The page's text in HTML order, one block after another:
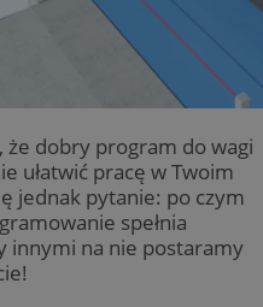
że dobry program do wagi
ułatwić pracę w Twoim
jednak pytanie: po czym
spełnia
innymi na nie postaramy